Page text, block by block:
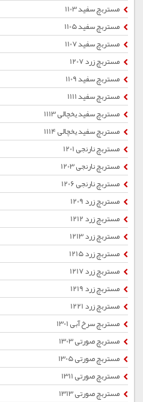
مستربچ سفید 1103
مستربچ سفید 1105
مستربچ سفید 1107
مستربچ زرد 1207
مستربچ سفید 1109
مستربچ سفید 1111
مستربچ سفید یخچالی 1113
مستربچ سفید یخچالی 1114
مستربچ نارنجی 1201
مستربچ نارنجی 1203
مستربچ نارنجی 1206
مستربچ زرد 1209
مستربچ زرد 1212
مستربچ زرد 1213
مستربچ زرد 1215
مستربچ زرد 1217
مستربچ زرد 1219
مستربچ زرد 1221
مستربچ سرخ آبی 1301
مستربچ صورتی 1303
مستربچ صورتی 1305
مستربچ صورتی 1311
مستربچ صورتی 1313